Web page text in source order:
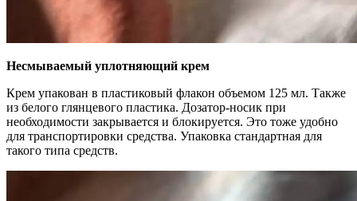
Несмываемый уплотняющий крем
Крем упакован в пластиковый флакон объемом 125 мл. Также
из белого глянцевого пластика. Дозатор-носик при
необходимости закрывается и блокируется. Это тоже удобно
для транспортировки средства. Упаковка стандартная для
такого типа средств.